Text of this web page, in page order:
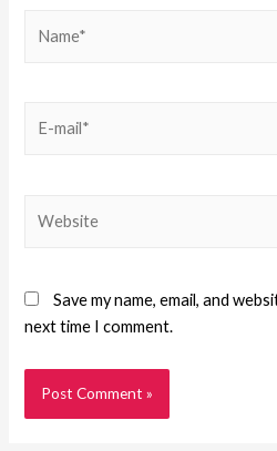
Save my name, email, and
next time I comment.